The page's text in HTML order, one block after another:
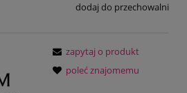
dodaj do przechowalni
zapytaj o produkt
poleć znajomemu